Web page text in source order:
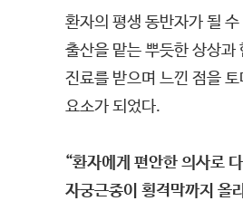
환자의 평생 동반자가 될
출산을 맡는 뿌듯한 상상과
진료를 받으며 느낀 점을
요소가 되었다.
“환자에게 편안한 의사로
자궁근종이 횡격막까지 올